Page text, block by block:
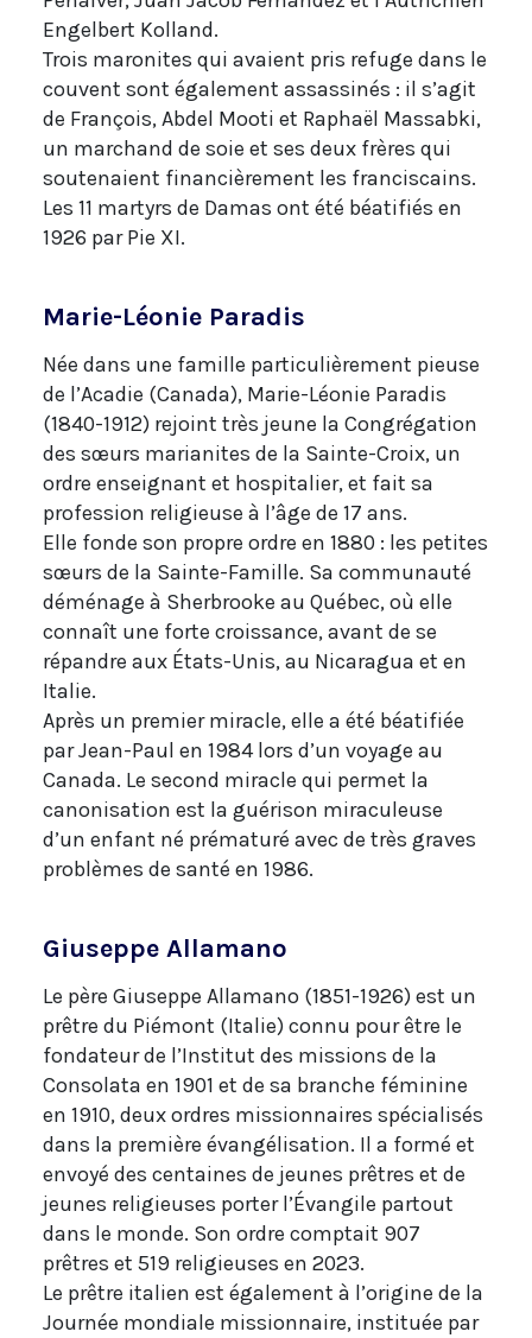
Engelbert Kolland.
Trois maronites qui avaient pris refuge dans le
couvent sont également assassinés : il s’agit
de François, Abdel Mooti et Raphaël Massabki,
un marchand de soie et ses deux frères qui
soutenaient financièrement les franciscains.
Les 11 martyrs de Damas ont été béatifiés en
1926 par Pie XI.
Marie-Léonie Paradis
Née dans une famille particulièrement pieuse
de l’Acadie (Canada), Marie-Léonie Paradis
(1840-1912) rejoint très jeune la Congrégation
des sœurs marianites de la Sainte-Croix, un
ordre enseignant et hospitalier, et fait sa
profession religieuse à l’âge de 17 ans.
Elle fonde son propre ordre en 1880 : les petites
sœurs de la Sainte-Famille. Sa communauté
déménage à Sherbrooke au Québec, où elle
connaît une forte croissance, avant de se
répandre aux États-Unis, au Nicaragua et en
Italie.
Après un premier miracle, elle a été béatifiée
par Jean-Paul en 1984 lors d’un voyage au
Canada. Le second miracle qui permet la
canonisation est la guérison miraculeuse
d’un enfant né prématuré avec de très graves
problèmes de santé en 1986.
Giuseppe Allamano
Le père Giuseppe Allamano (1851-1926) est un
prêtre du Piémont (Italie) connu pour être le
fondateur de l’Institut des missions de la
Consolata en 1901 et de sa branche féminine
en 1910, deux ordres missionnaires spécialisés
dans la première évangélisation. Il a formé et
envoyé des centaines de jeunes prêtres et de
jeunes religieuses porter l’Évangile partout
dans le monde. Son ordre comptait 907
prêtres et 519 religieuses en 2023.
Le prêtre italien est également à l’origine de la
Journée mondiale missionnaire, instituée par